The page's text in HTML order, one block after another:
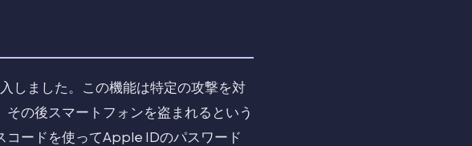
しました。この機能は特定の攻撃を対
の後スマートフォンを盗まれるという
コードを使ってApple IDのパスワード